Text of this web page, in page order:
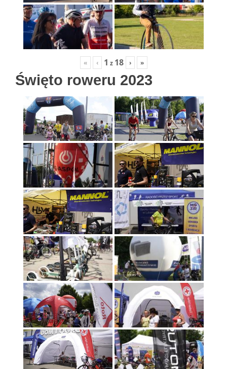
« ‹ 1 z 18 › »
Święto roweru 2023